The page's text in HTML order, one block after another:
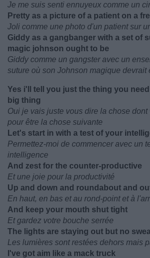
Je me suis senti ennuyeux comme un
Pretty as a picture of a patient on a
Joli comme une photo d'un patient sur
Giddy as a gangbanger with a set of
magic johnson ought to be
Giddy comme un gangster avec un
suture où son Johnson magique devrait
Yes i'll tell you just the thing you
big thing
Oui je vais juste vous dire la chose
pour être la chose suivante
Let's start in with a test of your
Permettez-moi de commencer avec un
intelligence
And zest for the counter-productive
Et une joie pour la productivité
Up and down and roundabout and
En haut, en bas et au rond-point et à
And keep your mouth shut tight
Et gardez votre bouche serrée
The lights are staying out but no
Les lumières sont restées dehors mais
I've got aim like a mack truck